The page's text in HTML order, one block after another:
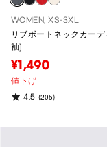
WOMEN, XS-3XL
リブボートネックカー
袖)
¥1,490
値下げ
4.5 (205)